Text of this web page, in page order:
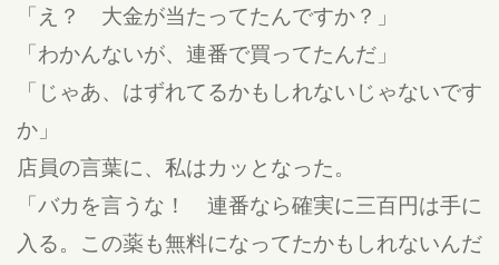
「え？ 大金が当たってたんですか？」
「わかんないが、連番で買ってたんだ」
「じゃあ、はずれてるかもしれないじゃないです
か」
店員の言葉に、私はカッとなった。
「バカを言うな！ 連番なら確実に三百円は手に
入る。この薬も無料になってたかもしれないんだ